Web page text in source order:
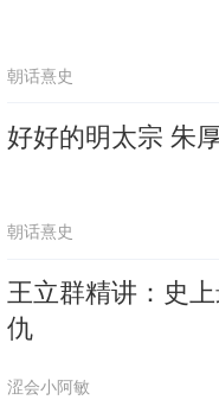
朝话熹史
好好的明太宗 朱
朝话熹史
王立群精讲：史
仇
涩会小阿敏